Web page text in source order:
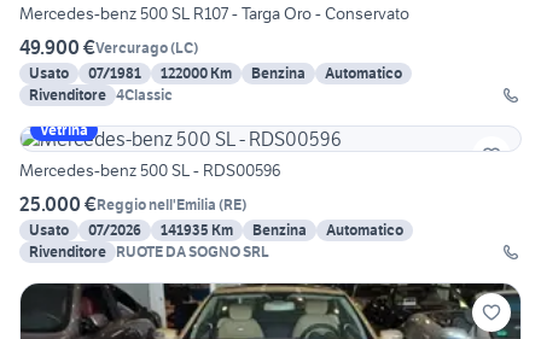
Mercedes-benz 500 SL R107 - Targa Oro - Conservato
49.900 €Vercurago(LC)
Usato
07/1981 122000 Km Benzina
Automatico
Rivenditore 4Classic
Vetrina
Mercedes-benz 500 SL - RDS00596
25.000 €Reggio nell'Emilia (RE)
Usato
07/2026 141935 Km Benzina
Automatico
Rivenditore RUOTE DA SOGNO SRL